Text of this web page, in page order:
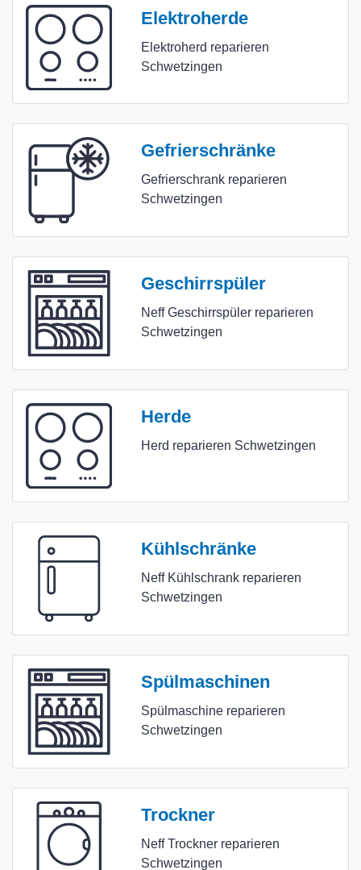
Elektroherde
Elektroherd reparieren
Schwetzingen
Gefrierschränke
Gefrierschrank reparieren
Schwetzingen
Geschirrspüler
Neff Geschirrspüler reparieren
Schwetzingen
Herde
Herd reparieren Schwetzingen
Kühlschränke
Neff Kühlschrank reparieren
Schwetzingen
Spülmaschinen
Spülmaschine reparieren
Schwetzingen
Trockner
Neff Trockner reparieren
Schwetzingen